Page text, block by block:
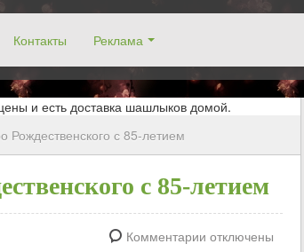
Контакты Реклама
Работаем без выходных! Низкие цены!
и есть доставка шашлыков домой.
Рождественского с 85-летием
с 85-летием
Комментарии отключены